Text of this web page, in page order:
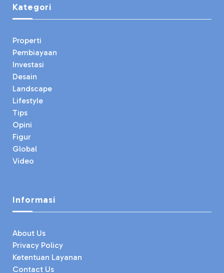
Kategori
Properti
Pembiayaan
Investasi
Desain
Landscape
Lifestyle
Tips
Opini
Figur
Global
Video
Informasi
About Us
Privacy Policy
Ketentuan Layanan
Contact Us